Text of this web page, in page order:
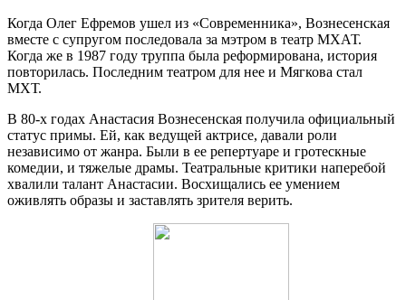
Когда Олег Ефремов ушел из «Современника», Вознесенская
вместе с супругом последовала за мэтром в театр МХАТ.
Когда же в 1987 году труппа была реформирована, история
повторилась. Последним театром для нее и Мягкова стал
МХТ.
В 80-х годах Анастасия Вознесенская получила официальный
статус примы. Ей, как ведущей актрисе, давали роли
независимо от жанра. Были в ее репертуаре и гротескные
комедии, и тяжелые драмы. Театральные критики наперебой
хвалили талант Анастасии. Восхищались ее умением
оживлять образы и заставлять зрителя верить.